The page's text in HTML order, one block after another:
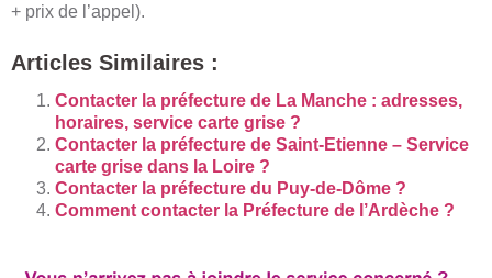
+ prix de l’appel).
Articles Similaires :
Contacter la préfecture de La Manche : adresses,
horaires, service carte grise ?
Contacter la préfecture de Saint-Etienne – Service
carte grise dans la Loire ?
Contacter la préfecture du Puy-de-Dôme ?
Comment contacter la Préfecture de l’Ardèche ?